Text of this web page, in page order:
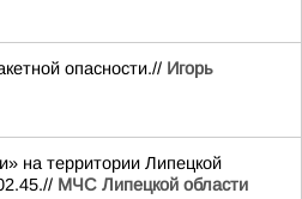
опасности.// Игорь
на территории Липецкой
МЧС Липецкой области